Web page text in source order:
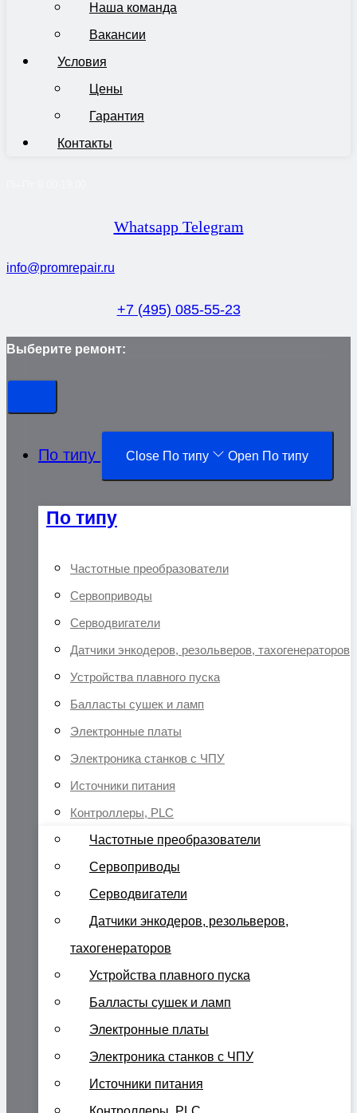
Наша команда
Вакансии
Условия
Цены
Гарантия
Контакты
Whatsapp Telegram
info@promrepair.ru
+7 (495) 085-55-23
Выберите ремонт:
По типу Close По типу Open По типу
По типу
Частотные преобразователи
Сервоприводы
Серводвигатели
Датчики энкодеров, резольверов, тахогенераторов
Устройства плавного пуска
Балласты сушек и ламп
Электронные платы
Электроника станков с ЧПУ
Источники питания
Контроллеры, PLC
Частотные преобразователи
Сервоприводы
Серводвигатели
Датчики энкодеров, резольверов,
тахогенераторов
Устройства плавного пуска
Балласты сушек и ламп
Электронные платы
Электроника станков с ЧПУ
Источники питания